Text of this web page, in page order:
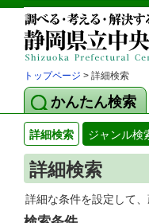
トップページ > 詳細検索
かんたん検索
詳細検索 ジャンル検
詳細検索
詳細な条件を設定して